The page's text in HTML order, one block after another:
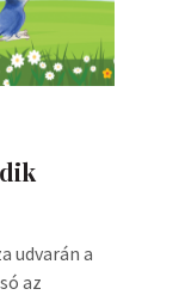
udvarán a
az